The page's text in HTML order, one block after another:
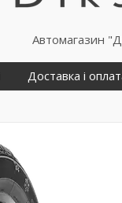
Автомагазин
Доставка і